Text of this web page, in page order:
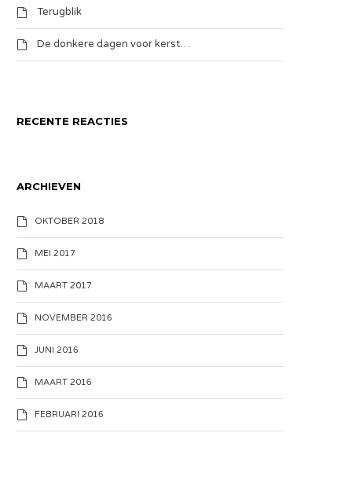
Terugblik
De donkere dagen voor kerst…
RECENTE REACTIES
ARCHIEVEN
OKTOBER 2018
MEI 2017
MAART 2017
NOVEMBER 2016
JUNI 2016
MAART 2016
FEBRUARI 2016